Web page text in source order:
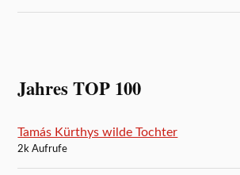
Jahres TOP 100
Tamás Kürthys wilde Tochter
2k Aufrufe